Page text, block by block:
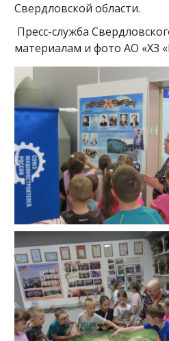
Свердловской области.
Пресс-служба
материалам и фото АО «ХЗ